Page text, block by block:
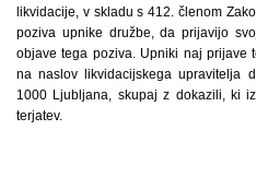
likvidacije, v skladu s 412. členom
poziva upnike družbe, da prijavijo
objave tega poziva. Upniki naj prijave
na naslov likvidacijskega upravitelja
1000 Ljubljana, skupaj z dokazili, ki
terjatev.